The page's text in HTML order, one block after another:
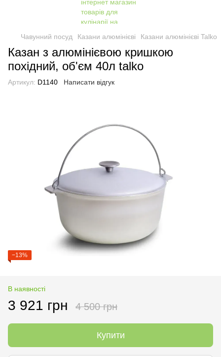
Чавунний посуд Казани алюмінієві Казани алюмінієві Talko
Казан з алюмінієвою кришкою
похідний, об'єм 40л talko
Артикул: D1140 Написати відгук
−13%
В наявності
3 921 грн 4 500 грн
Купити